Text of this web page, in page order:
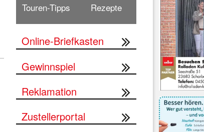
Touren-Tipps Rezepte
Online-Briefkasten
Gewinnspiel
Reklamation
Zustellerportal